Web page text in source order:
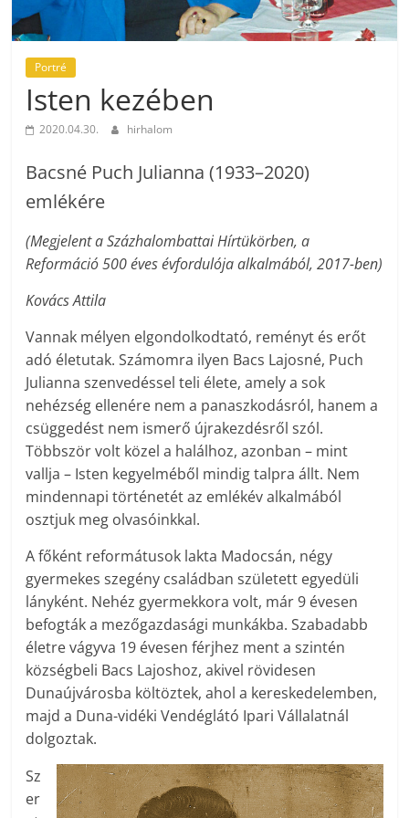
Portré
Isten kezében
2020.04.30. hirhalom
Bacsné Puch Julianna (1933–2020)
emlékére
(Megjelent a Százhalombattai Hírtükörben, a
Reformáció 500 éves évfordulója alkalmából, 2017-ben)
Kovács Attila
Vannak mélyen elgondolkodtató, reményt és erőt
adó életutak. Számomra ilyen Bacs Lajosné, Puch
Julianna szenvedéssel teli élete, amely a sok
nehézség ellenére nem a panaszkodásról, hanem a
csüggedést nem ismerő újrakezdésről szól.
Többször volt közel a halálhoz, azonban – mint
vallja – Isten kegyelméből mindig talpra állt. Nem
mindennapi történetét az emlékév alkalmából
osztjuk meg olvasóinkkal.
A főként reformátusok lakta Madocsán, négy
gyermekes szegény családban született egyedüli
lányként. Nehéz gyermekkora volt, már 9 évesen
befogták a mezőgazdasági munkákba. Szabadabb
életre vágyva 19 évesen férjhez ment a szintén
községbeli Bacs Lajoshoz, akivel rövidesen
Dunaújvárosba költöztek, ahol a kereskedelemben,
majd a Duna-vidéki Vendéglátó Ipari Vállalatnál
dolgoztak.
Sz
er